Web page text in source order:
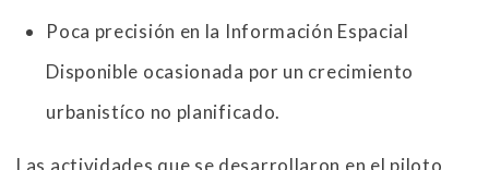
Poca precisión en la Información Espacial
Disponible ocasionada por un crecimiento
urbanistíco no planificado.
Las actividades que se desarrollaron en el piloto